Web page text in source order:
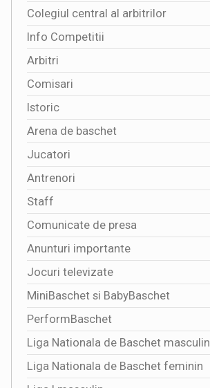
Colegiul central al arbitrilor
Info Competitii
Arbitri
Comisari
Istoric
Arena de baschet
Jucatori
Antrenori
Staff
Comunicate de presa
Anunturi importante
Jocuri televizate
MiniBaschet si BabyBaschet
PerformBaschet
Liga Nationala de Baschet masculin
Liga Nationala de Baschet feminin